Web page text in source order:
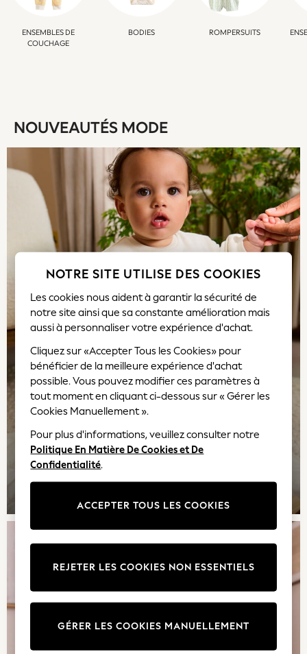
Boys Holiday Shop
Ponchos & Toweling sets
Shirts
Shorts
Sunsafe Swimwear
Swimshorts
Tops & T-Shirts
Girls Holiday Shop
All Swimwear
Beach Dresses & Kaftans
Dresses
Jumpsuits & Playsuits
Rash Vests
Sandals & Sliders
Shorts
Skirts
Sunglasses
Sunsafe Swimwear
Tops & T-Shirts
Baby Holiday Shop
Baby Travel Accessories
All Accessories
Beach Bags
Beach Towels
Crocs
Havaianas
Pour Moi
New In
New in from Next
ENSEMBLES DE
COUCHAGE
BODIES ROMPERSUITS
NOUVEAUTÉS MODE
NOTRE SITE UTILISE DES COOKIES
Les cookies nous aident à garantir la sécurité de
notre site ainsi que sa constante amélioration mais
aussi à personnaliser votre expérience d'achat.
Cliquez sur «Accepter Tous les Cookies» pour
bénéficier de la meilleure expérience d'achat
possible. Vous pouvez modifier ces paramètres à
tout moment en cliquant ci-dessous sur « Gérer les
Cookies Manuellement ».
Pour plus d'informations, veuillez consulter notre
Politique En Matière De Cookies et De
Confidentialité.
ACCEPTER TOUS LES COOKIES
GÉRER LES COOKIES MANUELLEMENT
REJETER LES COOKIES NON ESSENTIELS